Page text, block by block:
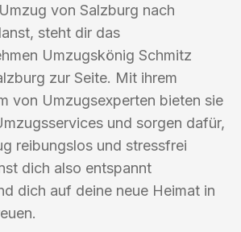
von Salzburg nach
steht dir das
Umzugskönig Schmitz
zur Seite. Mit ihrem
von Umzugsexperten bieten sie
und sorgen dafür,
reibungslos und stressfrei
dich also entspannt
dich auf deine neue Heimat in